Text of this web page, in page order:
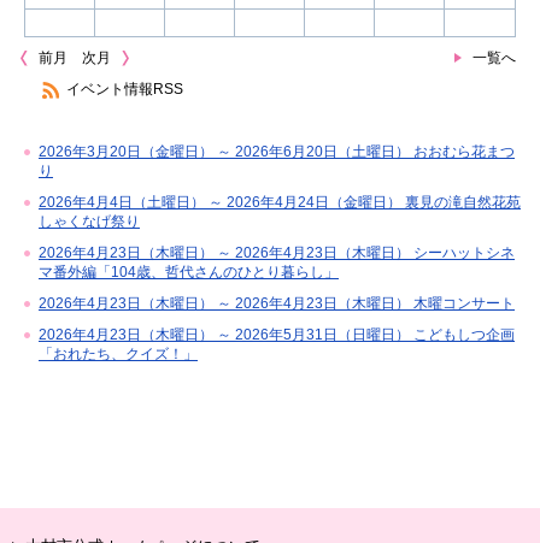
前月 一覧へ
次月
イベント情報RSS
2026年3月20日（金曜日） ～ 2026年6月20日（土曜日） おおむら花まつ
り
2026年4月4日（土曜日） ～ 2026年4月24日（金曜日） 裏見の滝自然花苑
しゃくなげ祭り
2026年4月23日（木曜日） ～ 2026年4月23日（木曜日） シーハットシネ
マ番外編「104歳、哲代さんのひとり暮らし」
2026年4月23日（木曜日） ～ 2026年4月23日（木曜日） 木曜コンサート
2026年4月23日（木曜日） ～ 2026年5月31日（日曜日） こどもしつ企画
「おれたち、クイズ！」